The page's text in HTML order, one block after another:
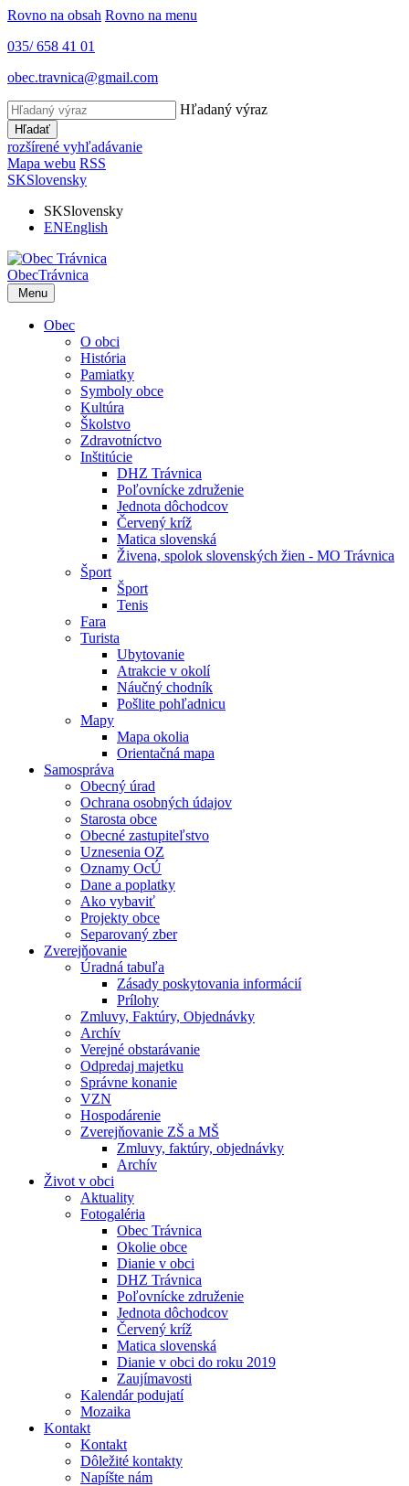
Rovno na obsah Rovno na menu
035/ 658 41 01
obec.travnica@gmail.com
Hľadaný výraz
Hľadať
rozšírené vyhľadávanie
Mapa webu RSS
SKSlovensky
SKSlovensky
ENEnglish
ObecTrávnica
Menu
Obec
O obci
História
Pamiatky
Symboly obce
Kultúra
Školstvo
Zdravotníctvo
Inštitúcie
DHZ Trávnica
Poľovnícke združenie
Jednota dôchodcov
Červený kríž
Matica slovenská
Živena, spolok slovenských žien - MO Trávnica
Šport
Šport
Tenis
Fara
Turista
Ubytovanie
Atrakcie v okolí
Náučný chodník
Pošlite pohľadnicu
Mapy
Mapa okolia
Orientačná mapa
Samospráva
Obecný úrad
Ochrana osobných údajov
Starosta obce
Obecné zastupiteľstvo
Uznesenia OZ
Oznamy OcÚ
Dane a poplatky
Ako vybaviť
Projekty obce
Separovaný zber
Zverejňovanie
Úradná tabuľa
Zásady poskytovania informácií
Prílohy
Zmluvy, Faktúry, Objednávky
Archív
Verejné obstarávanie
Odpredaj majetku
Správne konanie
VZN
Hospodárenie
Zverejňovanie ZŠ a MŠ
Zmluvy, faktúry, objednávky
Archív
Život v obci
Aktuality
Fotogaléria
Obec Trávnica
Okolie obce
Dianie v obci
DHZ Trávnica
Poľovnícke združenie
Jednota dôchodcov
Červený kríž
Matica slovenská
Dianie v obci do roku 2019
Zaujímavosti
Kalendár podujatí
Mozaika
Kontakt
Kontakt
Dôležité kontakty
Napíšte nám